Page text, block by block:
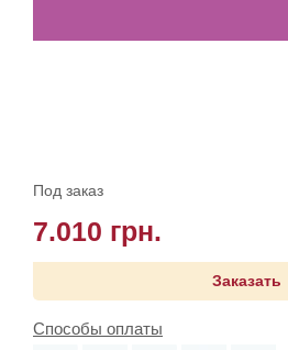
Под заказ
7.010 грн.
Заказать
Способы оплаты